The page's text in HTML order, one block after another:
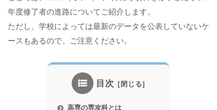
年度修了者の進路についてご紹介します。
ただし、学校によっては最新のデータを公表していないケ
ースもあるので、ご注意ください。
目次
高専の専攻科とは